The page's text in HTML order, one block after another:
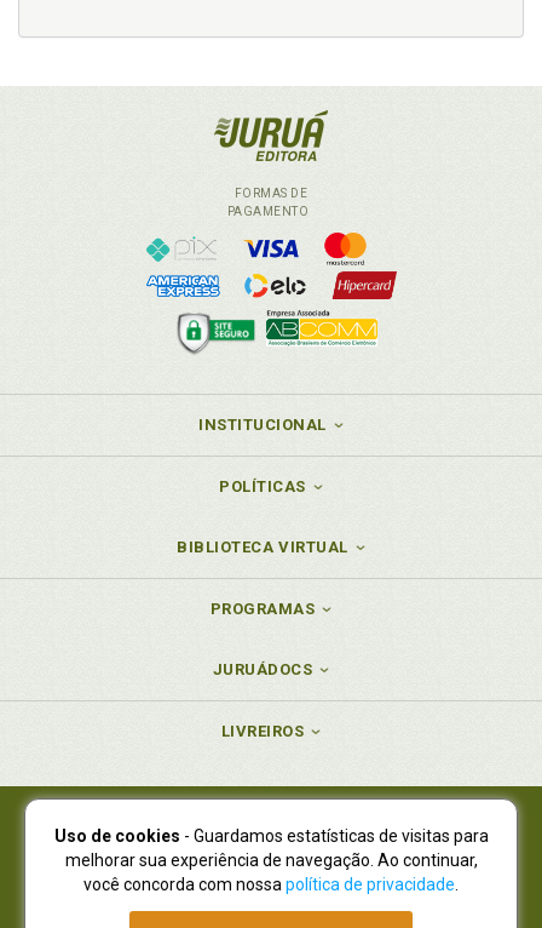
FORMAS DE
PAGAMENTO
INSTITUCIONAL
POLÍTICAS
BIBLIOTECA VIRTUAL
PROGRAMAS
JURUÁDOCS
LIVREIROS
Juruá Editora Ltda., CNPJ 77.535.508/0001-19
Juruá Informática Ltda., CNPJ 01.701.561/0001-80
NOVO ENDEREÇO:R. Flávio Dallegrave, 7665, São Lourenço |
Curitiba - Paraná - CEP 82210-310
Uso de cookies - Guardamos estatísticas de visitas para
melhorar sua experiência de navegação. Ao continuar,
você concorda com nossa política de privacidade